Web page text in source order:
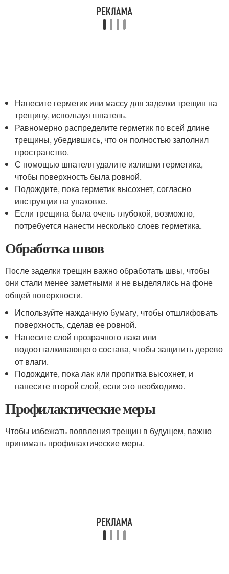
Нанесите герметик или массу для заделки трещин на
трещину, используя шпатель.
Равномерно распределите герметик по всей длине
трещины, убедившись, что он полностью заполнил
пространство.
С помощью шпателя удалите излишки герметика,
чтобы поверхность была ровной.
Подождите, пока герметик высохнет, согласно
инструкции на упаковке.
Если трещина была очень глубокой, возможно,
потребуется нанести несколько слоев герметика.
Обработка швов
После заделки трещин важно обработать швы, чтобы
они стали менее заметными и не выделялись на фоне
общей поверхности.
Используйте наждачную бумагу, чтобы отшлифовать
поверхность, сделав ее ровной.
Нанесите слой прозрачного лака или
водоотталкивающего состава, чтобы защитить дерево
от влаги.
Подождите, пока лак или пропитка высохнет, и
нанесите второй слой, если это необходимо.
Профилактические меры
Чтобы избежать появления трещин в будущем, важно
принимать профилактические меры.